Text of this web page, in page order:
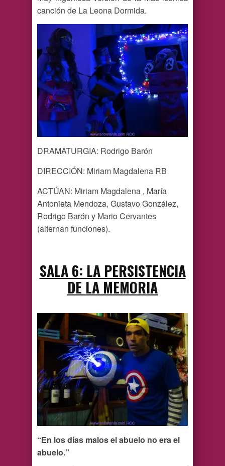
canción de La Leona Dormida.
DRAMATURGIA: Rodrigo Barón
DIRECCIÓN: Miriam Magdalena RB
ACTÚAN: Miriam Magdalena , María
Antonieta Mendoza, Gustavo González,
Rodrigo Barón y Mario Cervantes
(alternan funciones).
SALA 6: LA PERSISTENCIA
DE LA MEMORIA
“En los días malos el abuelo no era el
abuelo.”